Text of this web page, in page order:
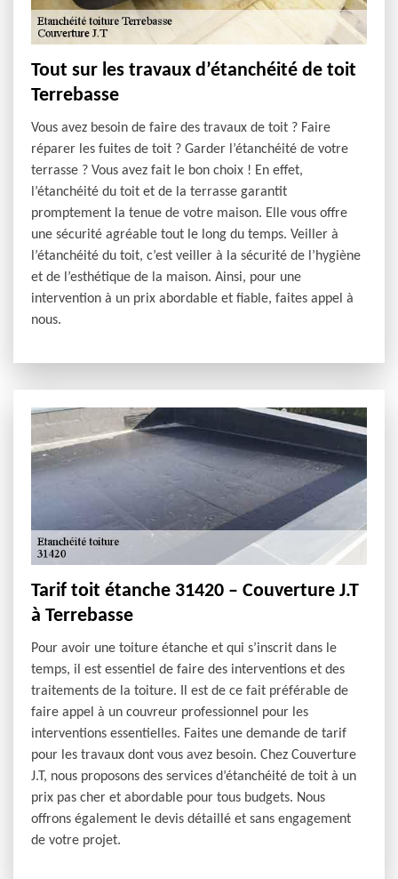
Tout sur les travaux d’étanchéité de toit
Terrebasse
Vous avez besoin de faire des travaux de toit ? Faire
réparer les fuites de toit ? Garder l’étanchéité de votre
terrasse ? Vous avez fait le bon choix ! En effet,
l’étanchéité du toit et de la terrasse garantit
promptement la tenue de votre maison. Elle vous offre
une sécurité agréable tout le long du temps. Veiller à
l’étanchéité du toit, c’est veiller à la sécurité de l’hygiène
et de l’esthétique de la maison. Ainsi, pour une
intervention à un prix abordable et fiable, faites appel à
nous.
Tarif toit étanche 31420 – Couverture J.T
à Terrebasse
Pour avoir une toiture étanche et qui s’inscrit dans le
temps, il est essentiel de faire des interventions et des
traitements de la toiture. Il est de ce fait préférable de
faire appel à un couvreur professionnel pour les
interventions essentielles. Faites une demande de tarif
pour les travaux dont vous avez besoin. Chez Couverture
J.T, nous proposons des services d’étanchéité de toit à un
prix pas cher et abordable pour tous budgets. Nous
offrons également le devis détaillé et sans engagement
de votre projet.